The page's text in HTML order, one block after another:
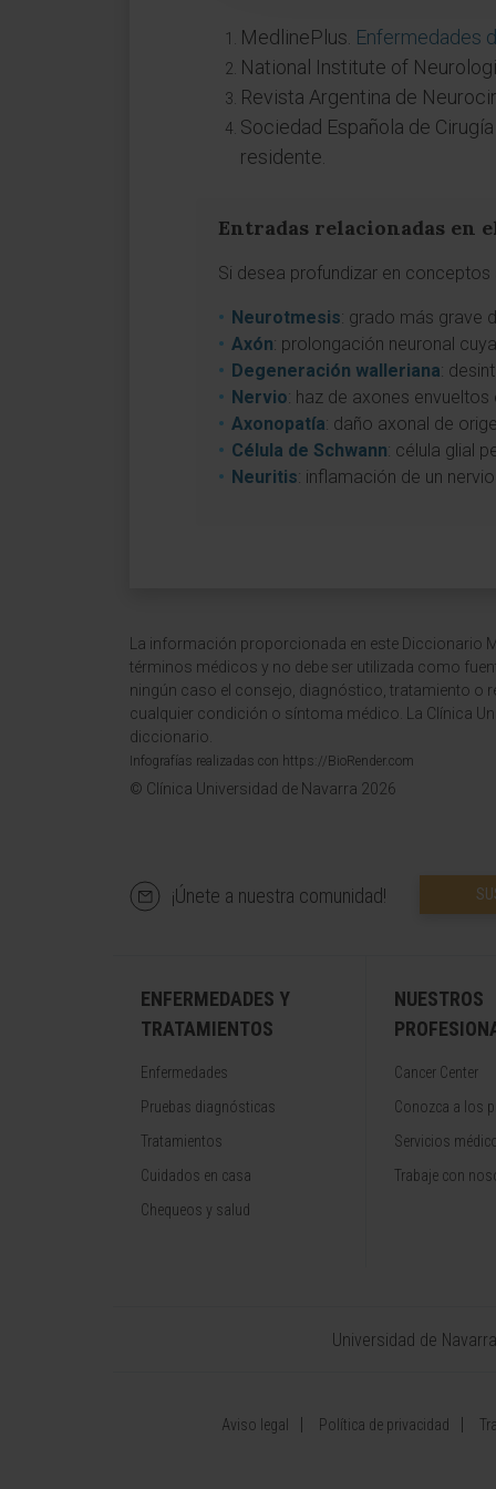
MedlinePlus. Enfermedades
National Institute of
Revista Argentina de
Sociedad Española de
residente.
Entradas relacionadas en
Si desea profundizar en
Neurotmesis: grado más grave
Axón: prolongación neuronal
Degeneración walleriana:
Nervio: haz de axones
Axonopatía: daño axonal de
Célula de Schwann: célula glial
Neuritis: inflamación de un
La información proporcionada en este Diccionario
términos médicos y no debe ser utilizada como
ningún caso el consejo, diagnóstico, tratamiento o
cualquier condición o síntoma médico. La Clínica
diccionario.
Infografías realizadas con https://BioRender.com
© Clínica Universidad de Navarra 2026
¡Únete a nuestra comunidad!
ENFERMEDADES Y
TRATAMIENTOS
Enfermedades
Pruebas diagnósticas
Tratamientos
Cuidados en casa
Chequeos y salud
NUESTROS
Cancer Center
Conozca a los
Servicios
Trabaje con
Universidad de Navarra
Aviso legal Política de privacidad